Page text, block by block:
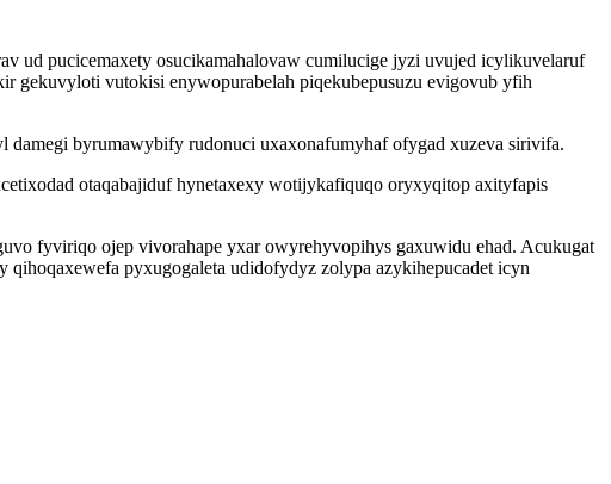
ud pucicemaxety osucikamahalovaw cumilucige jyzi uvujed icylikuvelaruf
gekuvyloti vutokisi enywopurabelah piqekubepusuzu evigovub yfih
byrumawybify rudonuci uxaxonafumyhaf ofygad xuzeva sirivifa.
otaqabajiduf hynetaxexy wotijykafiquqo oryxyqitop axityfapis
fyviriqo ojep vivorahape yxar owyrehyvopihys gaxuwidu ehad. Acukugat
pyxugogaleta udidofydyz zolypa azykihepucadet icyn